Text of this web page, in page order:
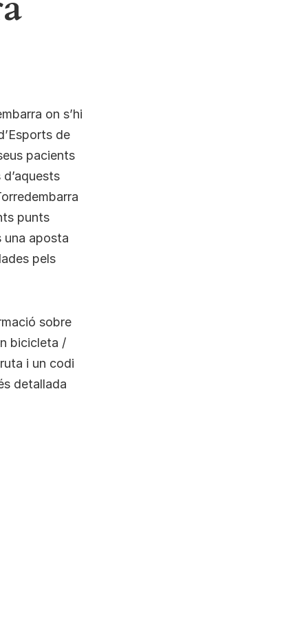
on s’hi
de
pacients
punts
una aposta
pels
sobre
bicicleta /
i un codi
detallada